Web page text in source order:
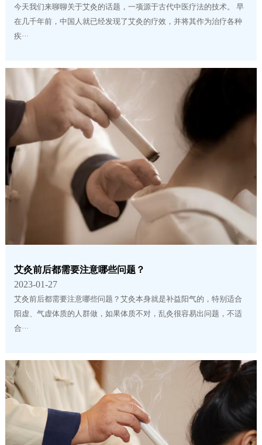
今天我们来聊聊关于艾灸的话题，一项源于古代中医疗法的技术。 早
在几千年前，中国人就已经发现了艾灸的疗效，并将其作为治疗各种
疾···
艾灸前后都需要注意哪些问题？
2023-01-27
艾灸前后都需要注意哪些问题？艾灸本身就是补益阳气的，特别适合
阳虚、气虚体质的人群做，如果体质不对，乱灸很容易出问题，不适
合···